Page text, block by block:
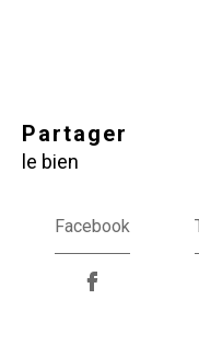
partager
le bien
Facebook